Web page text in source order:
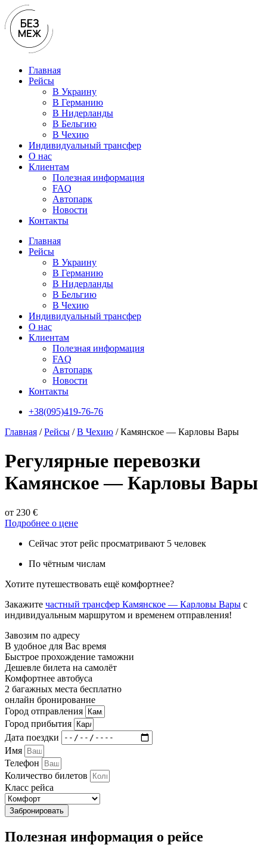
Перейти
к
содержимому
Главная
Рейсы
В Украину
В Германию
В Нидерланды
В Бельгию
В Чехию
Индивидуальный трансфер
О нас
Клиентам
Полезная информация
FAQ
Автопарк
Новости
Контакты
Главная
Рейсы
В Украину
В Германию
В Нидерланды
В Бельгию
В Чехию
Индивидуальный трансфер
О нас
Клиентам
Полезная информация
FAQ
Автопарк
Новости
Контакты
+38(095)419-76-76
Главная /Рейсы /В Чехию /Камянское — Карловы Вары
Регулярные перевозки
Камянское — Карловы Вары
от 230 €
Подробнее о цене
Сейчас этот рейс просматривают 5 человек
По чётным числам
Хотите путешествовать ещё комфортнее?
Закажите частный трансфер Камянское — Карловы Вары с
индивидуальным маршрутом и временем отправления!
Завозим по адресу
В удобное для Вас время
Быстрое прохождение таможни
Дешевле билета на самолёт
Комфортнее автобуса
2 багажных места бесплатно
онлайн бронирование
Город отправления
Город прибытия
Дата поездки
Имя
Телефон
Количество билетов
Класс рейса
Забронировать
Полезная информация о рейсе